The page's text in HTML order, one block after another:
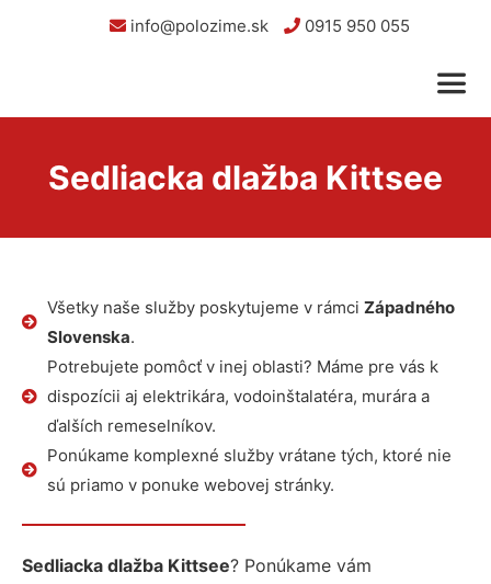
info@polozime.sk 0915 950 055
Sedliacka dlažba Kittsee
Všetky naše služby poskytujeme v rámci Západného
Slovenska.
Potrebujete pomôcť v inej oblasti? Máme pre vás k
dispozícii aj elektrikára, vodoinštalatéra, murára a
ďalších remeselníkov.
Ponúkame komplexné služby vrátane tých, ktoré nie
sú priamo v ponuke webovej stránky.
Sedliacka dlažba Kittsee? Ponúkame vám